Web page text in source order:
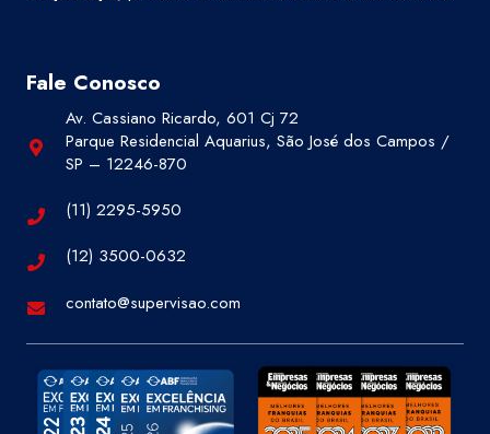
Fale Conosco
Av. Cassiano Ricardo, 601 Cj 72
Parque Residencial Aquarius, São José dos Campos /
SP – 12246-870
(11) 2295-5950
(12) 3500-0632
contato@supervisao.com